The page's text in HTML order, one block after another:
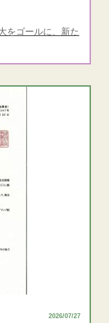
をゴールに、新た
2026/07/27